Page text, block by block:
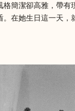
簡潔卻高雅，帶
在她生日這一天，